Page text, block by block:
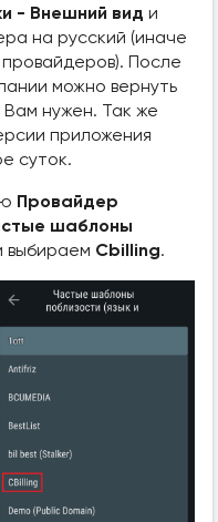
- Внешний вид и
на русский (иначе
После
можно вернуть
Вам нужен. Так же
приложения
суток.
Провайдер
шаблоны
выбираем Cbilling.